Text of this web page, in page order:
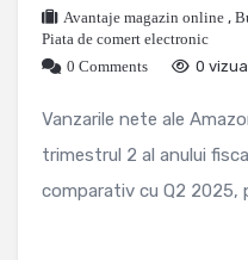
Avantaje magazin online ,
Piata de comert electronic
0 Comments
0
Vanzarile nete ale
trimestrul 2 al anului
comparativ cu Q2 2025,